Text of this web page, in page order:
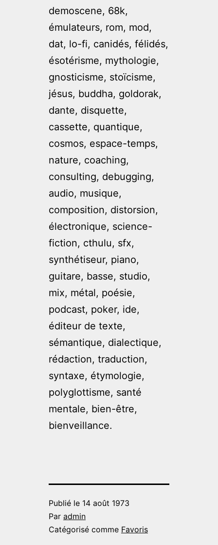
demoscene, 68k,
émulateurs, rom, mod,
dat, lo-fi, canidés, félidés,
ésotérisme, mythologie,
gnosticisme, stoïcisme,
jésus, buddha, goldorak,
dante, disquette,
cassette, quantique,
cosmos, espace-temps,
nature, coaching,
consulting, debugging,
audio, musique,
composition, distorsion,
électronique, science-
fiction, cthulu, sfx,
synthétiseur, piano,
guitare, basse, studio,
mix, métal, poésie,
podcast, poker, ide,
éditeur de texte,
sémantique, dialectique,
rédaction, traduction,
syntaxe, étymologie,
polyglottisme, santé
mentale, bien-être,
bienveillance.
Publié le 14 août 1973
Par admin
Catégorisé comme Favoris